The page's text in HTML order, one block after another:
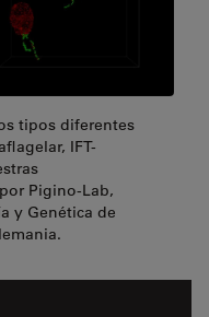
tipos diferentes
IFT-
Pigino-Lab,
y Genética de